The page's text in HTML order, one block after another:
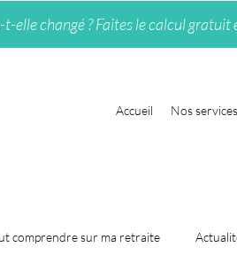
elle changé ? Faites le calcul gratuit
Accueil Nos services
comprendre sur ma retraite